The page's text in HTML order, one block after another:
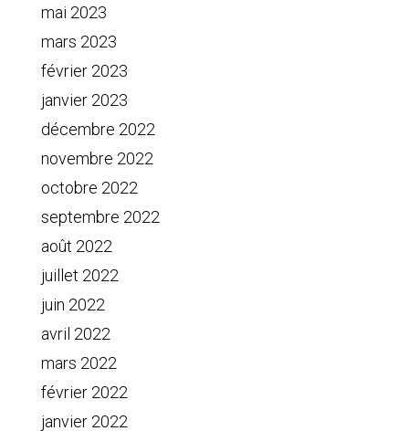
mai 2023
mars 2023
février 2023
janvier 2023
décembre 2022
novembre 2022
octobre 2022
septembre 2022
août 2022
juillet 2022
juin 2022
avril 2022
mars 2022
février 2022
janvier 2022